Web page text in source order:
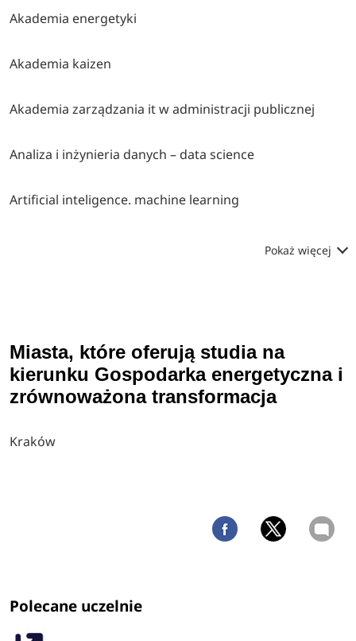
Akademia energetyki
Akademia kaizen
Akademia zarządzania it w administracji publicznej
Analiza i inżynieria danych – data science
Artificial inteligence. machine learning
Pokaż więcej
Miasta, które oferują studia na
kierunku Gospodarka energetyczna i
zrównoważona transformacja
Kraków
Polecane uczelnie